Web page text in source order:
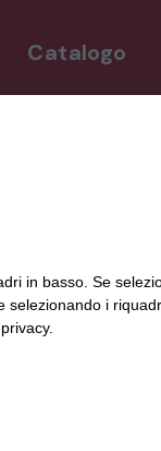
Catalogo
Specchi
Strumenti
Tappeti e
Veicoli d'epoca
in basso. Se
i